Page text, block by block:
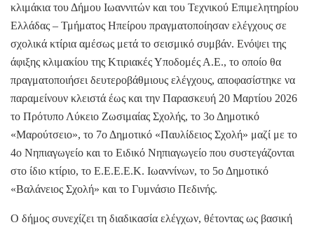
κλιμάκια του Δήμου Ιωαννιτών και του Τεχνικού Επιμελητηρίου
Ελλάδας – Τμήματος Ηπείρου πραγματοποίησαν ελέγχους σε
σχολικά κτίρια αμέσως μετά το σεισμικό συμβάν. Ενόψει της
άφιξης κλιμακίου της Κτιριακές Υποδομές Α.Ε., το οποίο θα
πραγματοποιήσει δευτεροβάθμιους ελέγχους, αποφασίστηκε να
παραμείνουν κλειστά έως και την Παρασκευή 20 Μαρτίου 2026
το Πρότυπο Λύκειο Ζωσιμαίας Σχολής, το 3ο Δημοτικό
«Μαρούτσειο», το 7ο Δημοτικό «Παυλίδειος Σχολή» μαζί με το
4ο Νηπιαγωγείο και το Ειδικό Νηπιαγωγείο που συστεγάζονται
στο ίδιο κτίριο, το Ε.Ε.Ε.Ε.Κ. Ιωαννίνων, το 5ο Δημοτικό
«Βαλάνειος Σχολή» και το Γυμνάσιο Πεδινής.
Ο δήμος συνεχίζει τη διαδικασία ελέγχων, θέτοντας ως βασική